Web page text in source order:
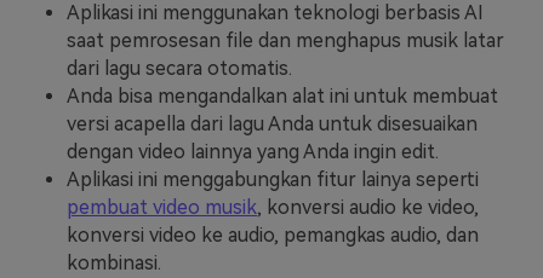
Aplikasi ini menggunakan teknologi berbasis AI
saat pemrosesan file dan menghapus musik latar
dari lagu secara otomatis.
Anda bisa mengandalkan alat ini untuk membuat
versi acapella dari lagu Anda untuk disesuaikan
dengan video lainnya yang Anda ingin edit.
Aplikasi ini menggabungkan fitur lainya seperti
pembuat video musik, konversi audio ke video,
konversi video ke audio, pemangkas audio, dan
kombinasi.